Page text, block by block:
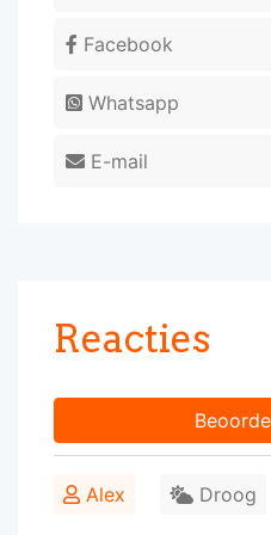
Facebook
Whatsapp
E-mail
Reacties
Alex Droog